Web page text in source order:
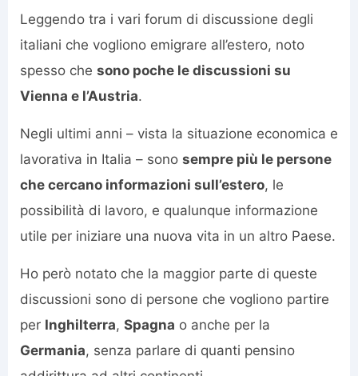
Leggendo tra i vari forum di discussione degli
italiani che vogliono emigrare all’estero, noto
spesso che sono poche le discussioni su
Vienna e l’Austria.
Negli ultimi anni – vista la situazione economica e
lavorativa in Italia – sono sempre più le persone
che cercano informazioni sull’estero, le
possibilità di lavoro, e qualunque informazione
utile per iniziare una nuova vita in un altro Paese.
Ho però notato che la maggior parte di queste
discussioni sono di persone che vogliono partire
per Inghilterra, Spagna o anche per la
Germania, senza parlare di quanti pensino